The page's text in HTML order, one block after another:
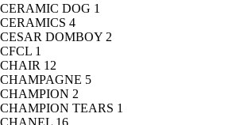
CERAMIC DOG 1
CERAMICS 4
CESAR DOMBOY 2
CFCL 1
CHAIR 12
CHAMPAGNE 5
CHAMPION 2
CHAMPION TEARS 1